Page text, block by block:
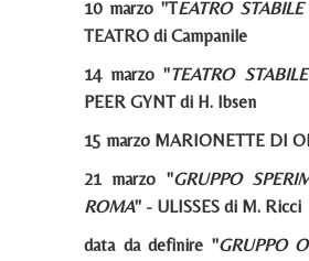
10 marzo "TEATRO
TEATRO di Campanile
14 marzo "TEATRO
PEER GYNT di H. Ibsen
15 marzo MARIONETTE DI
21 marzo "GRUPPO
ROMA" - ULISSES di M. Ricci
data da definire "GRUPPO